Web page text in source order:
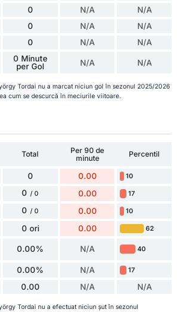
0 N/A N/A
0 N/A N/A
0 N/A N/A
0 Minute
per Gol
N/A N/A
Tordai nu a marcat niciun gol în sezonul 2025/2026
cum se descurcă în meciurile viitoare.
Total
Per 90 de
minute
Percentil
0 0.00 10
0 / 0 0.00 17
0 / 0 0.00 10
0 ori 0.00 62
0.00% N/A 40
0.00% N/A 17
0.00 N/A N/A
Tordai nu a efectuat niciun șut în sezonul